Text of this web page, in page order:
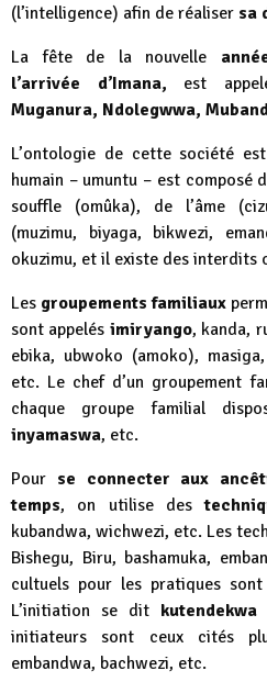
(l’intelligence) afin de réaliser sa
La fête de la nouvelle
l’arrivée d’Imana, est
Muganura, Ndolegwwa,
L’ontologie de cette société
humain – umuntu – est composé
souffle (omûka), de l’âme
(muzimu, biyaga, bikwezi,
okuzimu, et il existe des interdits
Les groupements familiaux
sont appelés imiryango, kanda,
ebika, ubwoko (amoko),
etc. Le chef d’un groupement
chaque groupe familial
inyamaswa, etc.
Pour se connecter aux
temps, on utilise des
kubandwa, wichwezi, etc. Les
Bishegu, Biru, bashamuka,
cultuels pour les pratiques
L’initiation se dit
initiateurs sont ceux cités
embandwa, bachwezi, etc.